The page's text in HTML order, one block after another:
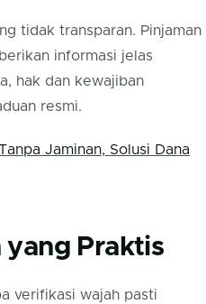
tidak transparan. Pinjaman
informasi jelas
hak dan kewajiban
resmi.
Jaminan, Solusi Dana
yang Praktis
verifikasi wajah pasti